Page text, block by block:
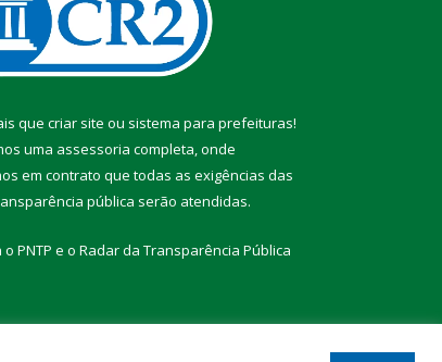
que criar site ou sistema para prefeituras!
uma assessoria completa, onde
em contrato que todas as exigências das
pública serão atendidas.
o PNTP e o Radar da Transparência Pública